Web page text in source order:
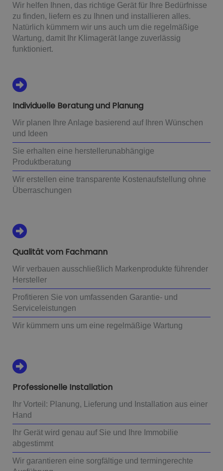
Wir helfen Ihnen, das richtige Gerät für Ihre Bedürfnisse
zu finden, liefern es zu Ihnen und installieren alles.
Natürlich kümmern wir uns auch um die regelmäßige
Wartung, damit Ihr Klimagerät lange zuverlässig
funktioniert.
Individuelle Beratung und Planung
Wir planen Ihre Anlage basierend auf Ihren Wünschen
und Ideen
Sie erhalten eine herstellerunabhängige
Produktberatung
Wir erstellen eine transparente Kostenaufstellung ohne
Überraschungen
Qualität vom Fachmann
Wir verbauen ausschließlich Markenprodukte führender
Hersteller
Profitieren Sie von umfassenden Garantie- und
Serviceleistungen
Wir kümmern uns um eine regelmäßige Wartung
Professionelle Installation
Ihr Vorteil: Planung, Lieferung und Installation aus einer
Hand
Ihr Gerät wird genau auf Sie und Ihre Immobilie
abgestimmt
Wir garantieren eine sorgfältige und termingerechte